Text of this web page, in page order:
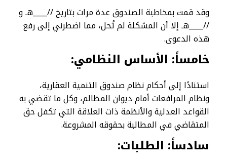
وقد قمت بمخاطبة الصندوق عدة مرات بتاريخ //____هـ و
//____هـ إلا أن المشكلة لم تُحل، مما اضطرني إلى رفع
هذه الدعوى.
خامساً: الأساس النظامي:
استنادًا إلى أحكام نظام صندوق التنمية العقارية،
ونظام المرافعات أمام ديوان المظالم، وكل ما تقضي به
القواعد العدلية والأنظمة ذات العلاقة التي تكفل حق
المتقاضي في المطالبة بحقوقه المشروعة.
سادساً: الطلبات: